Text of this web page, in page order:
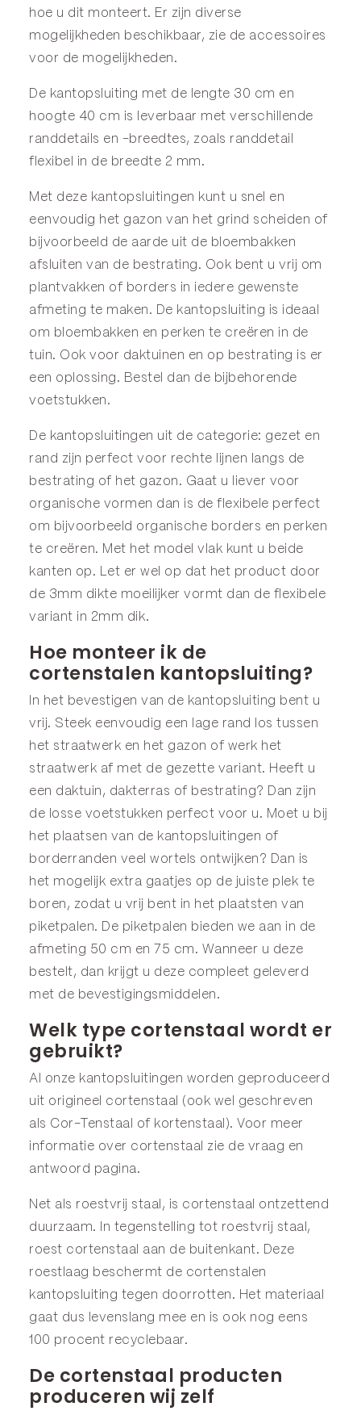
hoe u dit monteert. Er zijn diverse
mogelijkheden beschikbaar, zie de accessoires
voor de mogelijkheden.
De kantopsluiting met de lengte 30 cm en
hoogte 40 cm is leverbaar met verschillende
randdetails en -breedtes, zoals randdetail
flexibel in de breedte 2 mm.
Met deze kantopsluitingen kunt u snel en
eenvoudig het gazon van het grind scheiden of
bijvoorbeeld de aarde uit de bloembakken
afsluiten van de bestrating. Ook bent u vrij om
plantvakken of borders in iedere gewenste
afmeting te maken. De kantopsluiting is ideaal
om bloembakken en perken te creëren in de
tuin. Ook voor daktuinen en op bestrating is er
een oplossing. Bestel dan de bijbehorende
voetstukken .
De kantopsluitingen uit de categorie: gezet en
rand zijn perfect voor rechte lijnen langs de
bestrating of het gazon. Gaat u liever voor
organische vormen dan is de flexibele perfect
om bijvoorbeeld organische borders en perken
te creëren. Met het model vlak kunt u beide
kanten op. Let er wel op dat het product door
de 3mm dikte moeilijker vormt dan de flexibele
variant in 2mm dik.
Hoe monteer ik de
cortenstalen kantopsluiting?
In het bevestigen van de kantopsluiting bent u
vrij. Steek eenvoudig een lage rand los tussen
het straatwerk en het gazon of werk het
straatwerk af met de gezette variant. Heeft u
een daktuin, dakterras of bestrating? Dan zijn
de losse voetstukken perfect voor u. Moet u bij
het plaatsen van de kantopsluitingen of
borderranden veel wortels ontwijken? Dan is
het mogelijk extra gaatjes op de juiste plek te
boren, zodat u vrij bent in het plaatsten van
piketpalen. De piketpalen bieden we aan in de
afmeting 50 cm en 75 cm . Wanneer u deze
bestelt, dan krijgt u deze compleet geleverd
met de bevestigingsmiddelen.
Welk type cortenstaal wordt er
gebruikt?
Al onze kantopsluitingen worden geproduceerd
uit origineel cortenstaal (ook wel geschreven
als Cor-Tenstaal of kortenstaal). Voor meer
informatie over cortenstaal zie de vraag en
antwoord pagina.
Net als roestvrij staal, is cortenstaal ontzettend
duurzaam. In tegenstelling tot roestvrij staal,
roest cortenstaal aan de buitenkant. Deze
roestlaag beschermt de cortenstalen
kantopsluiting tegen doorrotten. Het materiaal
gaat dus levenslang mee en is ook nog eens
100 procent recyclebaar.
De cortenstaal producten
produceren wij zelf